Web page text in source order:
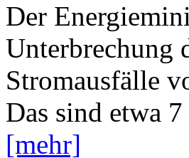
Der
Unterbrechung
Stromausfälle
Das sind etwa
[mehr]